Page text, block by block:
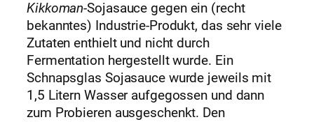
Kikkoman-Sojasauce gegen ein (recht
bekanntes) Industrie-Produkt, das sehr viele
Zutaten enthielt und nicht durch
Fermentation hergestellt wurde. Ein
Schnapsglas Sojasauce wurde jeweils mit
1,5 Litern Wasser aufgegossen und dann
zum Probieren ausgeschenkt. Den